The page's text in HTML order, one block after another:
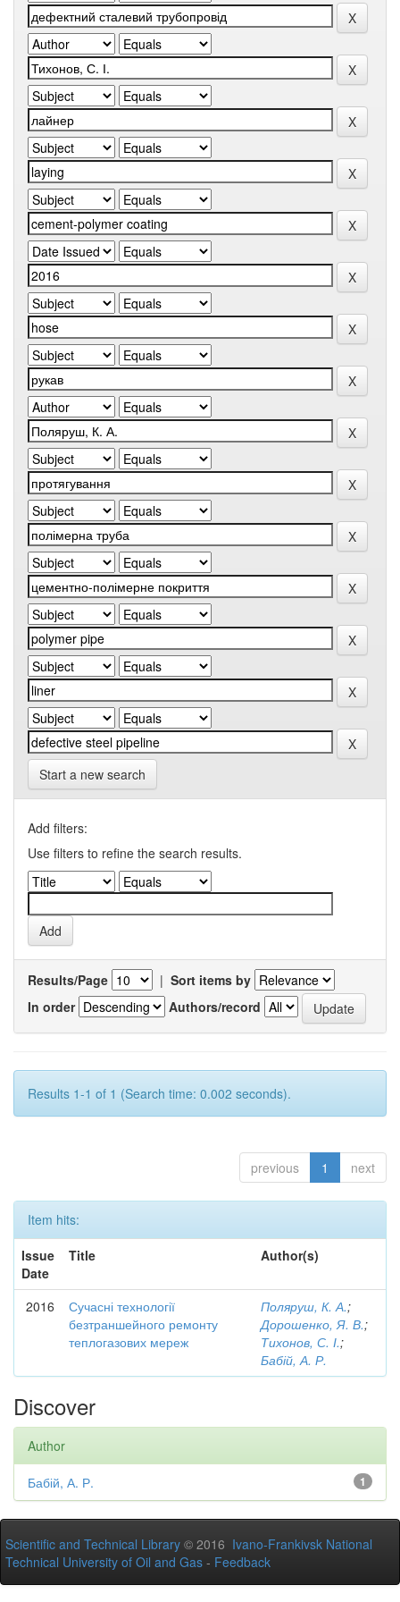
Start a new search
Add filters:
Use filters to refine the search results.
Results/Page | Sort items by
In order
Authors/record
Results 1-1 of 1 (Search time: 0.002 seconds).
previous 1 next
Item hits:
Issue
Date
Title Author(s)
2016
Сучасні технології
безтраншейного ремонту
теплогазових мереж
Поляруш, К. А.;
Дорошенко, Я. В.;
Тихонов, С. І.;
Бабій, А. Р.
Discover
Author
1
Бабій, А. Р.
Scientific and Technical Library © 2016 Ivano-Frankivsk National
Technical University of Oil and Gas - Feedback